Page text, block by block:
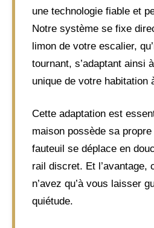
une technologie fiable et
Notre système se fixe
limon de votre escalier,
tournant, s’adaptant ainsi
unique de votre habitation
Cette adaptation est
maison possède sa
fauteuil se déplace en
rail discret. Et l’avantage,
n’avez qu’à vous laisser
quiétude.